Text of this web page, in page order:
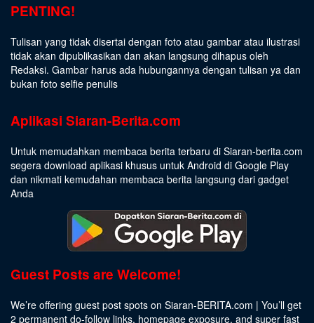
PENTING!
Tulisan yang tidak disertai dengan foto atau gambar atau ilustrasi
tidak akan dipublikasikan dan akan langsung dihapus oleh
Redaksi. Gambar harus ada hubungannya dengan tulisan ya dan
bukan foto selfie penulis
Aplikasi Siaran-Berita.com
Untuk memudahkan membaca berita terbaru di Siaran-berita.com
segera download aplikasi khusus untuk Android di Google Play
dan nikmati kemudahan membaca berita langsung dari gadget
Anda
Guest Posts are Welcome!
We’re offering guest post spots on Siaran-BERITA.com | You’ll get
2 permanent do-follow links, homepage exposure, and super fast